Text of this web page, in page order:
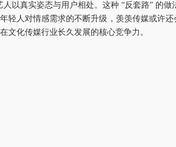
人以真实姿态与用户相处。这种 “反套路” 的
轻人对情感需求的不断升级，羡羡传媒或许
文化传媒行业长久发展的核心竞争力。